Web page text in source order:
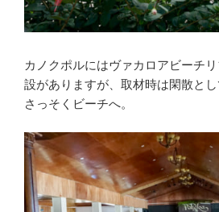
カノクポルにはヴァカロアビーチ
設がありますが、取材時は閑散とし
さっそくビーチへ。